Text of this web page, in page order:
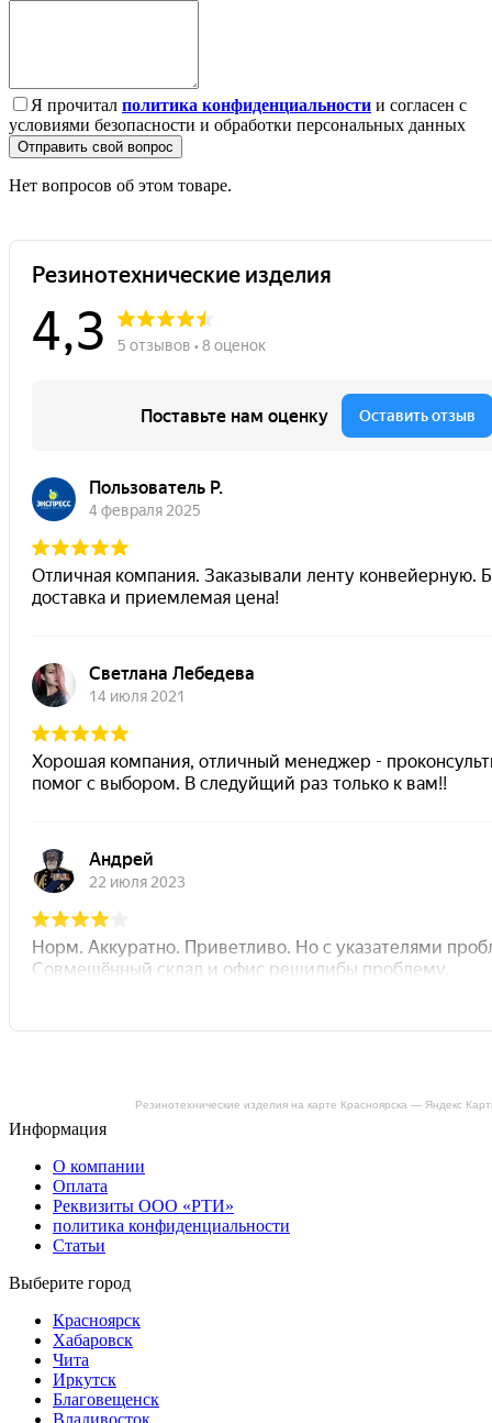
Я прочитал политика конфиденциальности и согласен с
условиями безопасности и обработки персональных данных
Отправить свой вопрос
Нет вопросов об этом товаре.
Резинотехнические изделия на карте Красноярска — Яндекс
Информация
О компании
Оплата
Реквизиты ООО «РТИ»
политика конфиденциальности
Статьи
Выберите город
Красноярск
Хабаровск
Чита
Иркутск
Благовещенск
Владивосток